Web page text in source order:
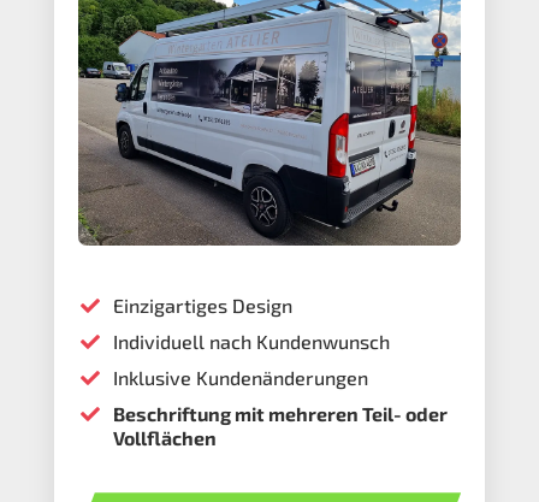
 Einzigartiges Design
 Individuell nach Kundenwunsch
 Inklusive Kundenänderungen

Beschriftung mit mehreren Teil- oder
Vollflächen